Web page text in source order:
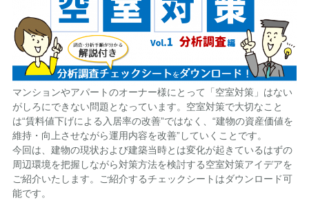
マンションやアパートのオーナー様にとって「空室対策」はない
がしろにできない問題となっています。空室対策で大切なこと
は“賃料値下げによる入居率の改善”ではなく、“建物の資産価値を
維持・向上させながら運用内容を改善”していくことです。
今回は、建物の現状および建築当時とは変化が起きているはずの
周辺環境を把握しながら対策方法を検討する空室対策アイデアを
ご紹介いたします。ご紹介するチェックシートはダウンロード可
能です。